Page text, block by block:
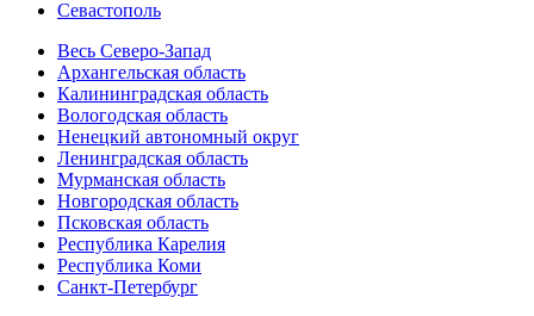
Севастополь
Весь Северо-Запад
Архангельская область
Калининградская область
Вологодская область
Ненецкий автономный округ
Ленинградская область
Мурманская область
Новгородская область
Псковская область
Республика Карелия
Республика Коми
Санкт-Петербург